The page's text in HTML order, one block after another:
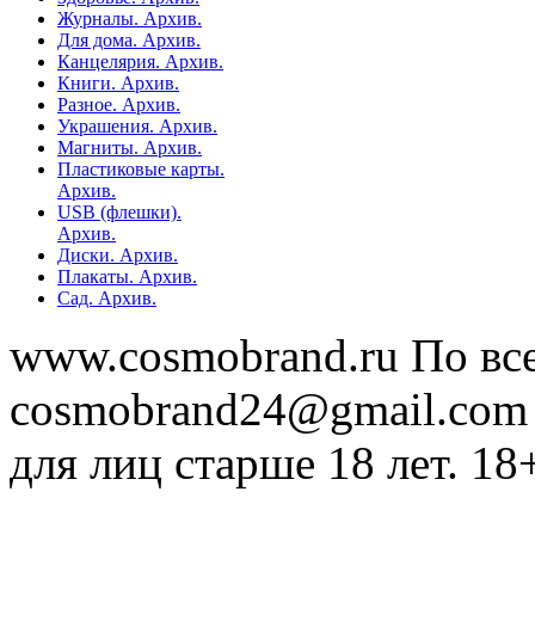
Журналы. Архив.
Для дома. Архив.
Канцелярия. Архив.
Книги. Архив.
Разное. Архив.
Украшения. Архив.
Магниты. Архив.
Пластиковые карты.
Архив.
USB (флешки).
Архив.
Диски. Архив.
Плакаты. Архив.
Сад. Архив.
www.cosmobrand.ru По
для лиц старше 18 лет.